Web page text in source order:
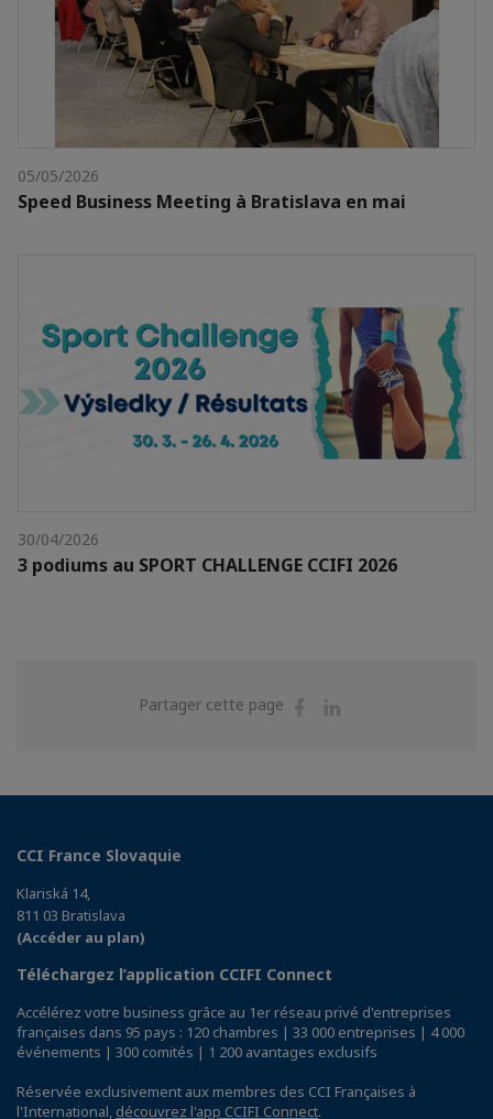
05/05/2026
Speed Business Meeting à Bratislava en mai
30/04/2026
3 podiums au SPORT CHALLENGE CCIFI 2026
Partager cette page
Partager
CCI France Slovaquie
Klariská 14,
811 03 Bratislava
(Accéder au plan)
Téléchargez l’application CCIFI Connect
Accélérez votre business grâce au 1er réseau privé d'entreprises
françaises dans 95 pays : 120 chambres | 33 000 entreprises | 4 000
événements | 300 comités | 1 200 avantages exclusifs
Réservée exclusivement aux membres des CCI Françaises à
l'International, découvrez l'app CCIFI Connect.